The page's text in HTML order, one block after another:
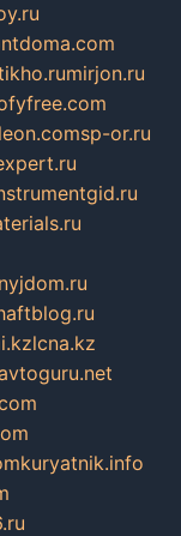
mirjon.ru
sp-or.ru
lcna.kz
kuryatnik.info